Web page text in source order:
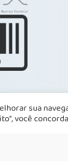
sua
você